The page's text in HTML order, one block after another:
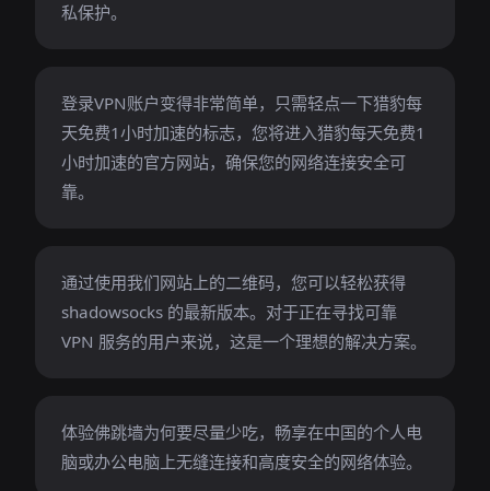
私保护。
登录VPN账户变得非常简单，只需轻点一下猎豹每
天免费1小时加速的标志，您将进入猎豹每天免费1
小时加速的官方网站，确保您的网络连接安全可
靠。
通过使用我们网站上的二维码，您可以轻松获得
shadowsocks 的最新版本。对于正在寻找可靠
VPN 服务的用户来说，这是一个理想的解决方案。
体验佛跳墙为何要尽量少吃，畅享在中国的个人电
脑或办公电脑上无缝连接和高度安全的网络体验。